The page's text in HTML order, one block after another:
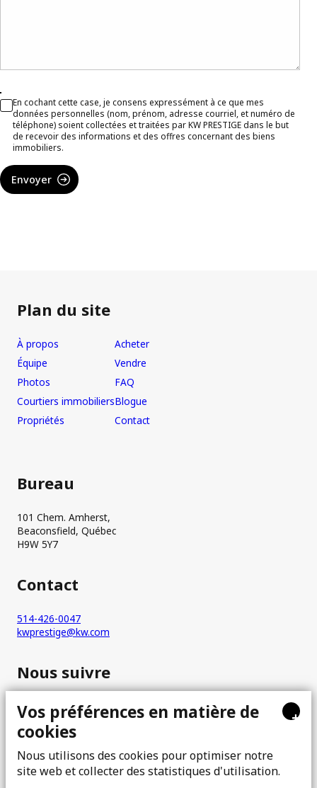
En cochant cette case, je consens expressément à ce que mes
données personnelles (nom, prénom, adresse courriel, et numéro de
téléphone) soient collectées et traitées par KW PRESTIGE dans le but
de recevoir des informations et des offres concernant des biens
immobiliers.
Envoyer
Plan du site
À propos
Équipe
Photos
Courtiers immobiliers
Propriétés
Acheter
Vendre
FAQ
Blogue
Contact
Bureau
101 Chem. Amherst,
Beaconsfield, Québec
H9W 5Y7
Contact
514-426-0047
kwprestige@kw.com
Nous suivre
+
Vos préférences en matière de
cookies
Nous utilisons des cookies pour optimiser notre
site web et collecter des statistiques d'utilisation.